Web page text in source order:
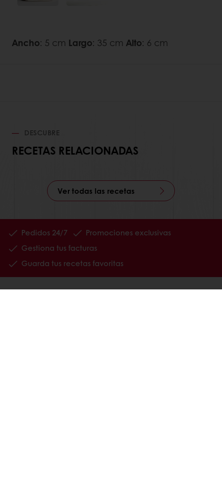
Ancho: 5 cm Largo: 35 cm Alto: 6 cm
DESCUBRE
RECETAS RELACIONADAS
Ver todas las recetas
Pedidos 24/7
Promociones exclusivas
Gestiona tus facturas
Guarda tus recetas favoritas
Productos